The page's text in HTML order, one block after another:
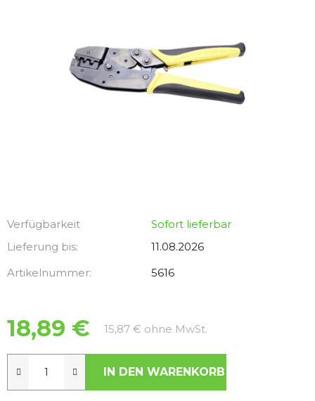
Verfügbarkeit
Sofort lieferbar
Lieferung bis:
11.08.2026
Artikelnummer:
5616
18,89 € 15,87 € ohne MwSt.
IN DEN WARENKORB